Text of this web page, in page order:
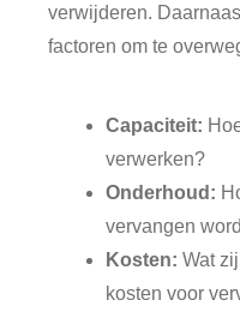
verwijderen.
factoren om te
Capaciteit:
verwerken?
Onderhoud:
vervangen
Kosten: Wat
kosten voor